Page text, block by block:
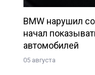
BMW нарушил
начал
автомобилей
05 августа